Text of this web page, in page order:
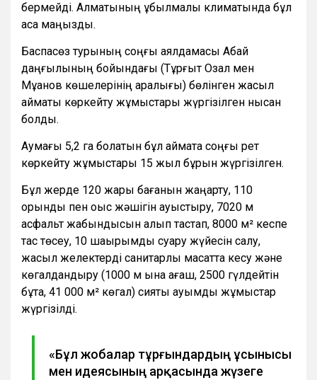
бермейді. Алматының құбылмалы климатында бұл
аса маңызды.
Баспасөз турының соңғы аялдамасы Абай
даңғылының бойындағы (Тұрғыт Озал мен
Мұқанов көшелерінің аралығы) бөлінген жасыл
аймақты көркейту жұмыстары жүргізілген нысан
болды.
Аумағы 5,2 га болатын бұл аймақта соңғы рет
көркейту жұмыстары 15 жыл бұрын жүргізілген.
Бұл жерде 120 жарық бағанын жаңарту, 110
орындық пен қоқыс жәшігін ауыстыру, 7020 м
асфальт жабындысын алып тастап, 8000 м² кеспе
тас төсеу, 10 шақырымдық суару жүйесін салу,
жасыл желектерді санитарлық мақсатта кесу және
көгалдандыру (1000 м қына ағаш, 2500 гүлдейтін
бұта, 41 000 м² көгал) сияқты ауқымды жұмыстар
жүргізілді.
«Бұл жобалар тұрғындардың ұсынысы
мен идеясының арқасында жүзеге